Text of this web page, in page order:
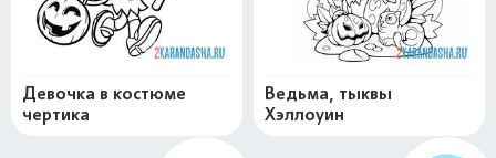
Девочка в костюме
чертика
Ведьма, тыквы
Хэллоуин